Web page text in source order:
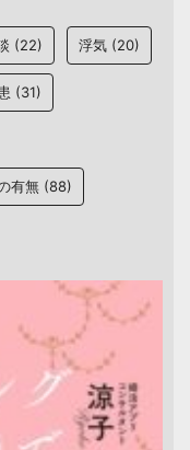
(22) 浮気 (20)
(31)
有無 (88)